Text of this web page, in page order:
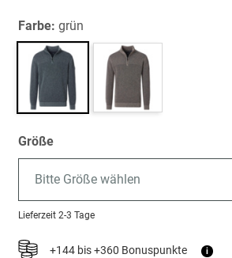
Farbe: grün
Größe
Bitte Größe wählen
Lieferzeit 2-3 Tage
+144 bis +360 Bonuspunkte i